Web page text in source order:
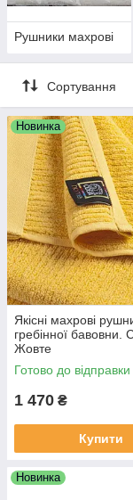
Рушники махрові
Сортування
Новинка
Якісні махрові
гребінної бавовни.
Жовте
Готово до відправки
1 470 ₴
Купити
Новинка